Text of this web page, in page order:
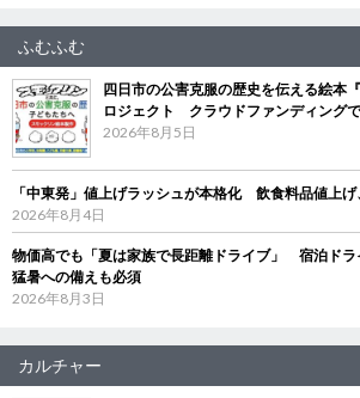
ふむふむ
四日市の公害克服の歴史を伝える絵本
ロジェクト クラウドファンディング
2026年8月5日
「中東発」値上げラッシュが本格化 飲食料品値上
2026年8月4日
物価高でも「夏は家族で長距離ドライブ」 宿泊ドラ
猛暑への備えも必須
2026年8月3日
カルチャー